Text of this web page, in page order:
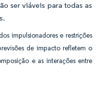
ser viáveis para todas as
impulsionadores e restrições
de impacto refletem o
e as interações entre